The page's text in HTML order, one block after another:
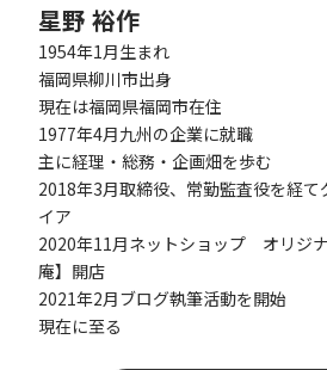
星野 裕作
1954年1月生まれ
福岡県柳川市出身
現在は福岡県福岡市在住
1977年4月九州の企業に就職
主に経理・総務・企画畑を歩む
2018年3月取締役、常勤監査役を経て
イア
2020年11月ネットショップ オリジ
庵】開店
2021年2月ブログ執筆活動を開始
現在に至る